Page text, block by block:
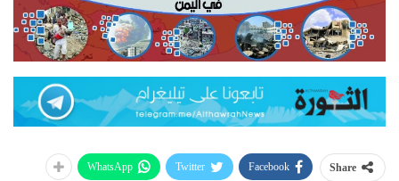
Share
Facebook
Twitter
WhatsApp